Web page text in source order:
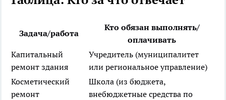
Задача/работа
Кто обязан выполнять/
оплачивать
Капитальный
ремонт здания
Учредитель (муниципалитет
или региональное управление)
Косметический
ремонт
Школа (из бюджета,
внебюджетные средства по